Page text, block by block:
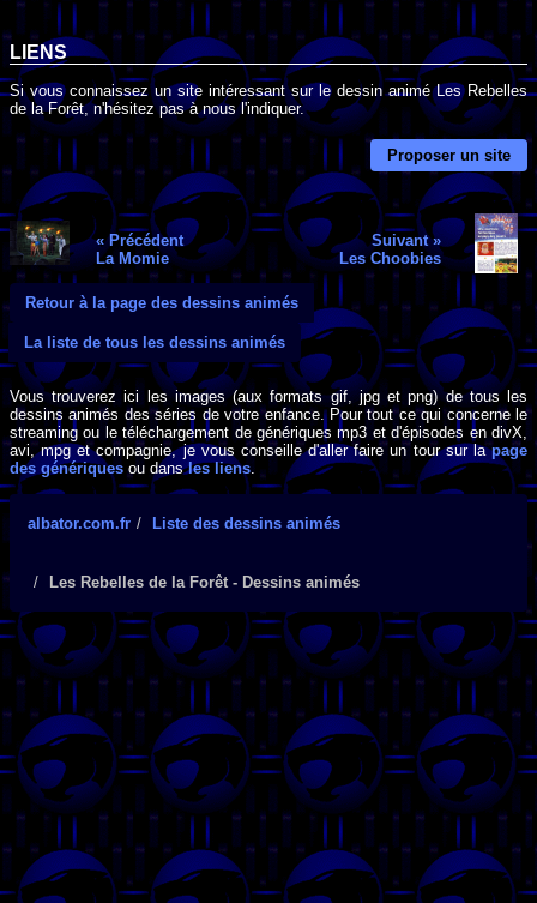
LIENS
Si vous connaissez un site intéressant sur le dessin animé Les Rebelles
de la Forêt, n'hésitez pas à nous l'indiquer.
Proposer un site
« Précédent
La Momie
Suivant »
Les Choobies
Retour à la page des dessins animés
La liste de tous les dessins animés
Vous trouverez ici les images (aux formats gif, jpg et png) de tous les
dessins animés des séries de votre enfance. Pour tout ce qui concerne le
streaming ou le téléchargement de génériques mp3 et d'épisodes en divX,
avi, mpg et compagnie, je vous conseille d'aller faire un tour sur lapage
des génériques ou dansles liens.
albator.com.fr Liste des dessins animés
Les Rebelles de la Forêt - Dessins animés